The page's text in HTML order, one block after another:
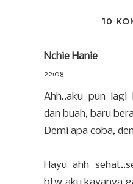
10
Nchie Hanie
22:08
Ahh..aku pun
dan buah, baru
Demi apa coba,
Hayu ahh